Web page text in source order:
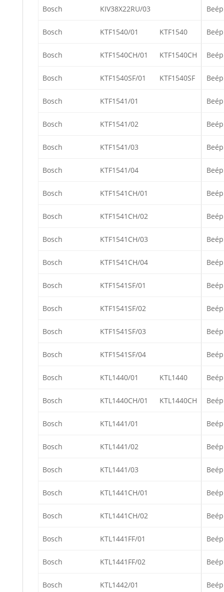
Bosch KIV38X22RU/03
Bosch KTF1540/01 KTF1540
Bosch KTF1540CH/01 KTF1540CH
Bosch KTF1540SF/01 KTF1540SF
Bosch KTF1541/01
Bosch KTF1541/02
Bosch KTF1541/03
Bosch KTF1541/04
Bosch KTF1541CH/01
Bosch KTF1541CH/02
Bosch KTF1541CH/03
Bosch KTF1541CH/04
Bosch KTF1541SF/01
Bosch KTF1541SF/02
Bosch KTF1541SF/03
Bosch KTF1541SF/04
Bosch KTL1440/01 KTL1440
Bosch KTL1440CH/01 KTL1440CH
Bosch KTL1441/01
Bosch KTL1441/02
Bosch KTL1441/03
Bosch KTL1441CH/01
Bosch KTL1441CH/02
Bosch KTL1441FF/01
Bosch KTL1441FF/02
Bosch KTL1442/01